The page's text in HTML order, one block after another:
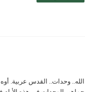
الله.. وحدات.. القدس عربية.